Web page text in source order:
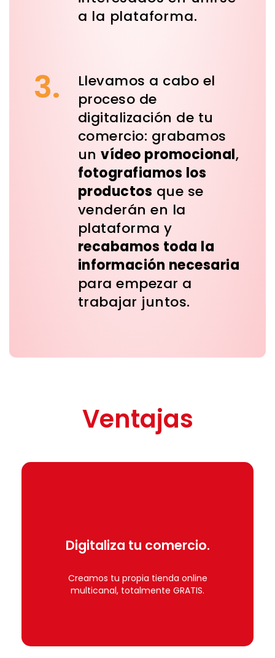
a la plataforma.
3.
Llevamos a cabo el
proceso de
digitalización de tu
comercio: grabamos
unvídeo promocional,
fotografiamos los
productos que se
venderán en la
plataforma y
recabamos toda la
información necesaria
para empezar a
trabajar juntos.
Ventajas
Digitaliza tu comercio.
Creamos tu propia tienda online
multicanal, totalmente GRATIS.
Digitaliza tu comercio.
municipios seleccionados, ¡inscríbete!